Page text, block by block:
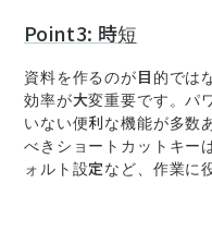
Point3: 時短
資料を作るのが目的では
効率が大変重要です。パ
いない便利な機能が多数
べきショートカットキー
ォルト設定など、作業に